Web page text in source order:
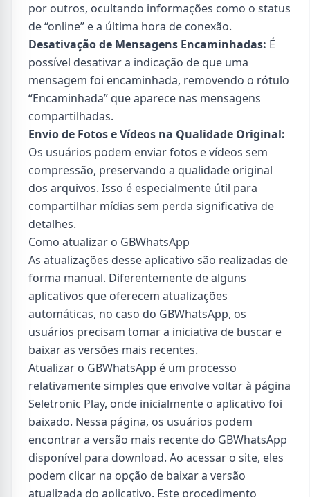
por outros, ocultando informações como o status
de “online” e a última hora de conexão.
Desativação de Mensagens Encaminhadas: É
possível desativar a indicação de que uma
mensagem foi encaminhada, removendo o rótulo
“Encaminhada” que aparece nas mensagens
compartilhadas.
Envio de Fotos e Vídeos na Qualidade Original:
Os usuários podem enviar fotos e vídeos sem
compressão, preservando a qualidade original
dos arquivos. Isso é especialmente útil para
compartilhar mídias sem perda significativa de
detalhes.
Como atualizar o GBWhatsApp
As atualizações desse aplicativo são realizadas de
forma manual. Diferentemente de alguns
aplicativos que oferecem atualizações
automáticas, no caso do GBWhatsApp, os
usuários precisam tomar a iniciativa de buscar e
baixar as versões mais recentes.
Atualizar o GBWhatsApp é um processo
relativamente simples que envolve voltar à página
Seletronic Play, onde inicialmente o aplicativo foi
baixado. Nessa página, os usuários podem
encontrar a versão mais recente do GBWhatsApp
disponível para download. Ao acessar o site, eles
podem clicar na opção de baixar a versão
atualizada do aplicativo. Este procedimento